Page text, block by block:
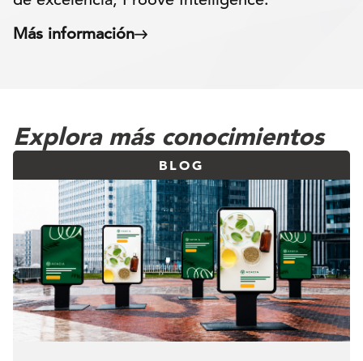
Más información
Explora más conocimientos
BLOG